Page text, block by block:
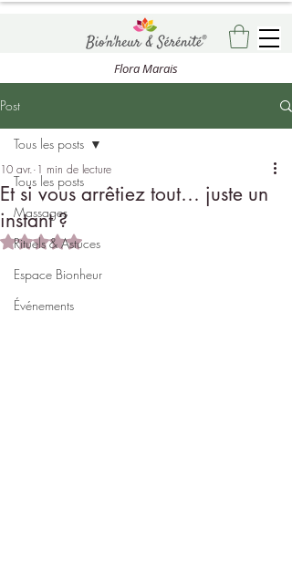
Flora Marais
Post
Tous les posts
Massages
Rituels & Astuces
Espace Bionheur
Événements
Tous les posts
Et si vous arrêtiez tout… juste un
instant ?
10 avr. 1 min de lecture
Noté NaN étoiles sur 5.